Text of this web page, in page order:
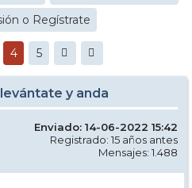
o Regístrate
4 5
y anda
Enviado: 14-06-2022 15:42
Registrado: 15 años antes
Mensajes: 1.488